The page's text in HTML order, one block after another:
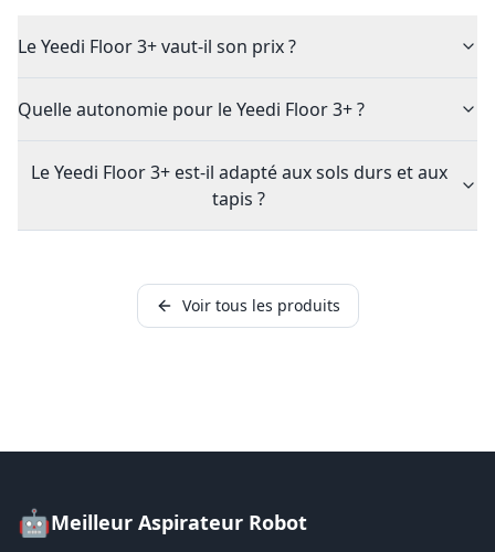
Le Yeedi Floor 3+ vaut-il son prix ?
Quelle autonomie pour le Yeedi Floor 3+ ?
Le Yeedi Floor 3+ est-il adapté aux sols durs et aux
tapis ?
Voir tous les produits
🤖Meilleur Aspirateur Robot